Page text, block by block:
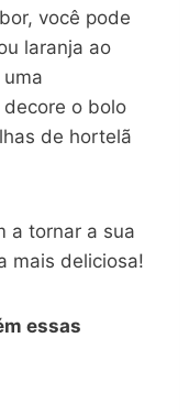
você pode
laranja ao
o bolo
de hortelã
a tornar a sua
mais deliciosa!
essas